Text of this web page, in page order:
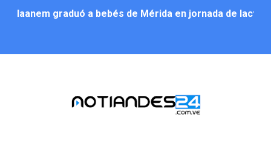
Iaanem graduó a bebés de Mérida en jornada de
Alcalde Nelson Álvarez llevó jornada recreativa a la